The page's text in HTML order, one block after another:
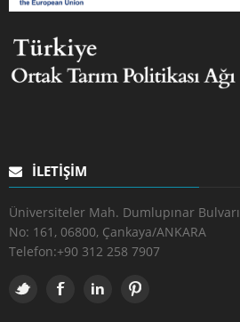
İLETIŞIM
Üniversiteler Mah. Dumlupınar Bulvarı
No: 161, 06800, Çankaya/ANKARA
Telefon:+90 312 258 7907